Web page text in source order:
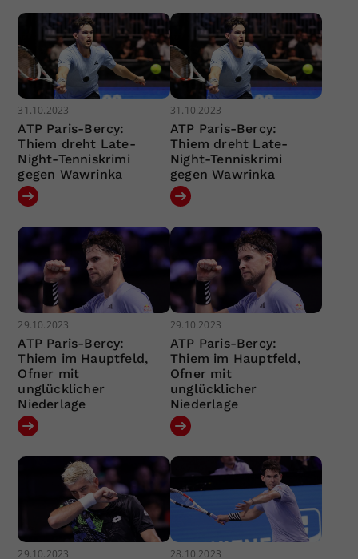
31.10.2023
ATP Paris-Bercy:
Thiem dreht Late-
Night-Tenniskrimi
gegen Wawrinka
31.10.2023
ATP Paris-Bercy:
Thiem dreht Late-
Night-Tenniskrimi
gegen Wawrinka
29.10.2023
ATP Paris-Bercy:
Thiem im Hauptfeld,
Ofner mit
unglücklicher
Niederlage
29.10.2023
ATP Paris-Bercy:
Thiem im Hauptfeld,
Ofner mit
unglücklicher
Niederlage
29.10.2023 28.10.2023